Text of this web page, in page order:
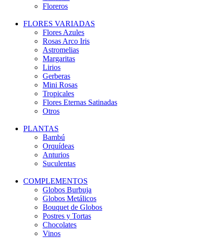
Floreros
FLORES VARIADAS
Flores Azules
Rosas Arco Iris
Astromelias
Margaritas
Lirios
Gerberas
Mini Rosas
Tropicales
Flores Eternas Satinadas
Otros
PLANTAS
Bambú
Orquídeas
Anturios
Suculentas
COMPLEMENTOS
Globos Burbuja
Globos Metálicos
Bouquet de Globos
Postres y Tortas
Chocolates
Vinos